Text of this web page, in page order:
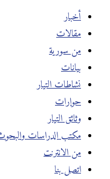
أخبار
مقالات
من سورية
بيانات
نشاطات التيار
حوارات
وثائق التيار
مكتب الدراسات والبحوث
من الانترنت
اتصل بنا